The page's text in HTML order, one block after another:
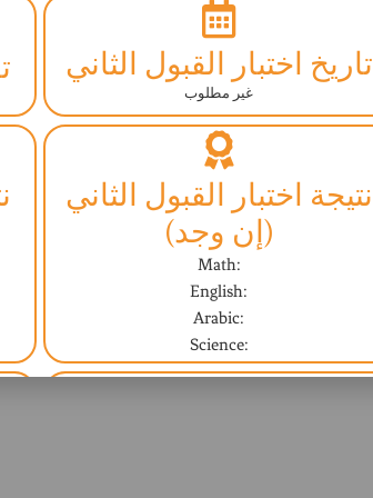
تاريخ اختبار القبول الثاني
غير مطلوب
نتيجة اختبار القبول الثاني
(إن وجد)
Math:
English:
Arabic:
Science: